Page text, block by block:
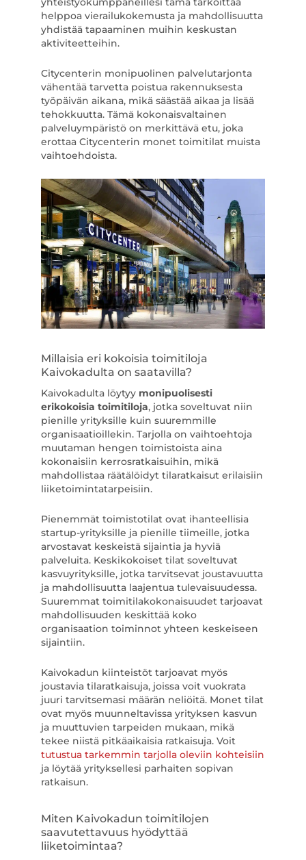
helppoa vierailukokemusta ja mahdollisuutta
yhdistää tapaaminen muihin keskustan
aktiviteetteihin.
Citycenterin monipuolinen palvelutarjonta
vähentää tarvetta poistua rakennuksesta
työpäivän aikana, mikä säästää aikaa ja lisää
tehokkuutta. Tämä kokonaisvaltainen
palveluympäristö on merkittävä etu, joka
erottaa Citycenterin monet toimitilat muista
vaihtoehdoista.
Millaisia eri kokoisia toimitiloja
Kaivokadulta on saatavilla?
Kaivokadulta löytyy monipuolisesti
erikokoisia toimitiloja, jotka soveltuvat niin
pienille yrityksille kuin suuremmille
organisaatioillekin. Tarjolla on vaihtoehtoja
muutaman hengen toimistoista aina
kokonaisiin kerrosratkaisuihin, mikä
mahdollistaa räätälöidyt tilaratkaisut erilaisiin
liiketoimintatarpeisiin.
Pienemmät toimistotilat ovat ihanteellisia
startup-yrityksille ja pienille tiimeille, jotka
arvostavat keskeistä sijaintia ja hyviä
palveluita. Keskikokoiset tilat soveltuvat
kasvuyrityksille, jotka tarvitsevat joustavuutta
ja mahdollisuutta laajentua tulevaisuudessa.
Suuremmat toimitilakokonaisuudet tarjoavat
mahdollisuuden keskittää koko
organisaation toiminnot yhteen keskeiseen
sijaintiin.
Kaivokadun kiinteistöt tarjoavat myös
joustavia tilaratkaisuja, joissa voit vuokrata
juuri tarvitsemasi määrän neliöitä. Monet tilat
ovat myös muunneltavissa yrityksen kasvun
ja muuttuvien tarpeiden mukaan, mikä
tekee niistä pitkäaikaisia ratkaisuja. Voit
tutustua tarkemmin tarjolla oleviin kohteisiin
ja löytää yrityksellesi parhaiten sopivan
ratkaisun.
Miten Kaivokadun toimitilojen
saavutettavuus hyödyttää
liiketoimintaa?